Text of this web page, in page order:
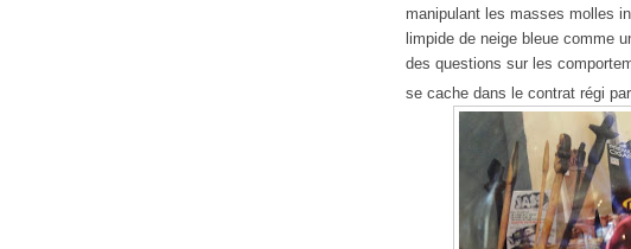
manipulant les masses molles
limpide de neige bleue comme
des questions sur les
se cache dans le contrat régi